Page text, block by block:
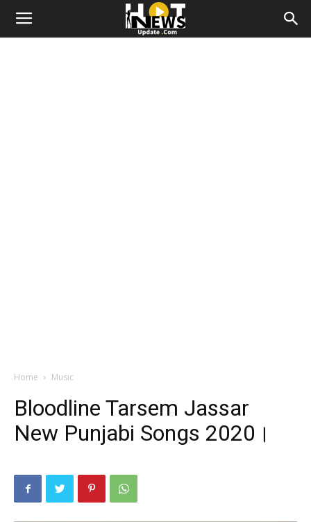
Home Music
Bloodline Tarsem Jassar
New Punjabi Songs 2020।